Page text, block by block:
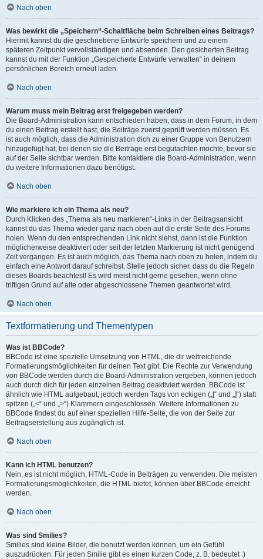
Nach oben
Was bewirkt die „Speichern“-Schaltfläche beim Schreiben eines Beitrags?
Hiermit kannst du die geschriebene Entwürfe speichern und zu einem
späteren Zeitpunkt vervollständigen und absenden. Den gesicherten Beitrag
kannst du mit der Funktion „Gespeicherte Entwürfe verwalten“ in deinem
persönlichen Bereich erneut laden.
Nach oben
Warum muss mein Beitrag erst freigegeben werden?
Die Board-Administration kann entschieden haben, dass in dem Forum, in dem
du einen Beitrag erstellt hast, die Beiträge zuerst geprüft werden müssen. Es
ist auch möglich, dass die Administration dich zu einer Gruppe von Benutzern
hinzugefügt hat, bei denen sie die Beiträge erst begutachten möchte, bevor sie
auf der Seite sichtbar werden. Bitte kontaktiere die Board-Administration, wenn
du weitere Informationen dazu benötigst.
Nach oben
Wie markiere ich ein Thema als neu?
Durch Klicken des „Thema als neu markieren“-Links in der Beitragsansicht
kannst du das Thema wieder ganz nach oben auf die erste Seite des Forums
holen. Wenn du den entsprechenden Link nicht siehst, dann ist die Funktion
möglicherweise deaktiviert oder seit der letzten Markierung ist nicht genügend
Zeit vergangen. Es ist auch möglich, das Thema nach oben zu holen, indem du
einfach eine Antwort darauf schreibst. Stelle jedoch sicher, dass du die Regeln
dieses Boards beachtest! Es wird meist nicht gerne gesehen, wenn ohne
triftigen Grund auf alte oder abgeschlossene Themen geantwortet wird.
Nach oben
Textformatierung und Thementypen
Was ist BBCode?
BBCode ist eine spezielle Umsetzung von HTML, die dir weitreichende
Formatierungsmöglichkeiten für deinen Text gibt. Die Rechte zur Verwendung
von BBCode werden durch die Board-Administration vergeben, können jedoch
auch durch dich für jeden einzelnen Beitrag deaktiviert werden. BBCode ist
ähnlich wie HTML aufgebaut, jedoch werden Tags von eckigen („[“ und „]“) statt
spitzen („<“ und „>“) Klammern eingeschlossen. Weitere Informationen zu
BBCode findest du auf einer speziellen Hilfe-Seite, die von der Seite zur
Beitragserstellung aus zugänglich ist.
Nach oben
Kann ich HTML benutzen?
Nein, es ist nicht möglich, HTML-Code in Beiträgen zu verwenden. Die meisten
Formatierungsmöglichkeiten, die HTML bietet, können über BBCode erreicht
werden.
Nach oben
Was sind Smilies?
Smilies sind kleine Bilder, die benutzt werden können, um ein Gefühl
auszudrücken. Für jeden Smilie gibt es einen kurzen Code, z. B. bedeutet :)